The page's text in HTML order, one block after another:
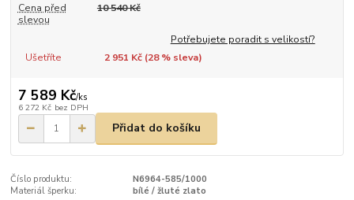
Cena před
slevou
10 540 Kč
Potřebujete poradit s velikostí?
Ušetříte
2 951 Kč (28% sleva)
7 589 Kč/ks
6 272 Kč bez DPH
Přidat do košíku
Číslo produktu:
N6964-585/1000
Materiál šperku:
bílé / žluté zlato